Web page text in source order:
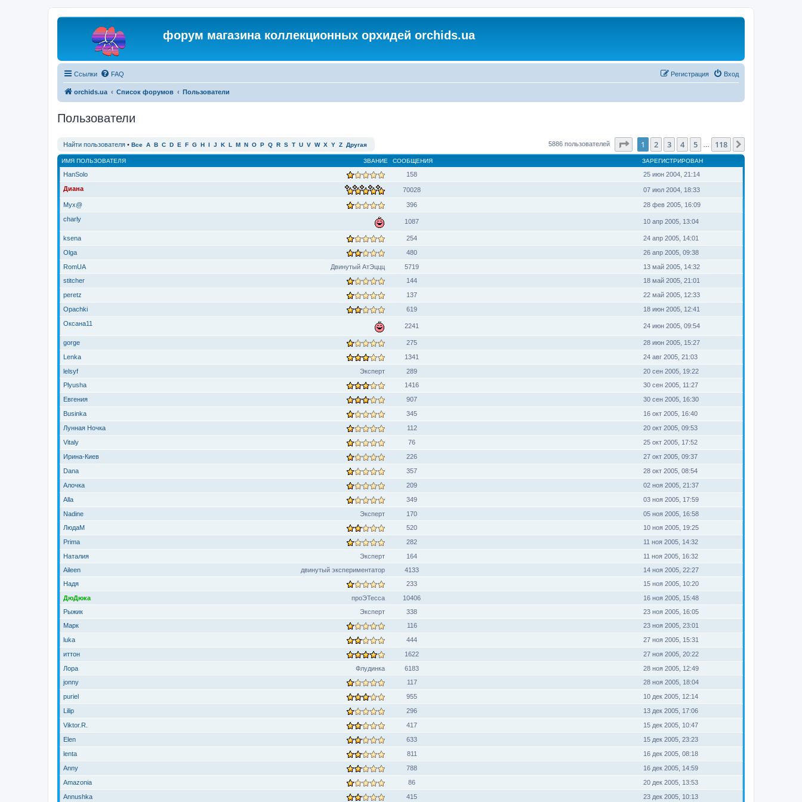
форум магазина коллекционных орхидей orchids.ua
Ссылки FAQ Вход
Регистрация
orchids.ua Список форумов Пользователи
Пользователи
Найти пользователя • Все A B C D E F G H I J K L M N O P Q R S T U V W X Y Z Другая 5886 пользователей Страница1 из 118
1 2 3 4 5 118
ЗВАНИЕ
ИМЯ ПОЛЬЗОВАТЕЛЯ СООБЩЕНИЯ ЗАРЕГИСТРИРОВАН
HanSolo 158
25 июн 2004, 21:14
Диана
70028 07 июл 2004, 18:33
Myx@ 396
28 фев 2005, 16:09
charly
1087 10 апр 2005, 13:04
ksena 254
24 апр 2005, 14:01
Olga
480
26 апр 2005, 09:38
Двинутый АтЭццц
RomUA 5719
13 май 2005, 14:32
stitcher
144
18 май 2005, 21:01
peretz
137
22 май 2005, 12:33
Opachki
619
18 июн 2005, 12:41
Оксана11
2241 24 июн 2005, 09:54
gorge 275
28 июн 2005, 15:27
Lenka
1341
24 авг 2005, 21:03
Эксперт
lelsyf 289
20 сен 2005, 19:22
Plyusha
1416
30 сен 2005, 11:27
Евгения
907
30 сен 2005, 16:30
Businka
345
16 окт 2005, 16:40
Лунная Ночка
112
20 окт 2005, 09:53
Vitaly
76
25 окт 2005, 17:52
Ирина-Киев
226
27 окт 2005, 09:37
Dana
357
28 окт 2005, 08:54
Алочка
209
02 ноя 2005, 21:37
Alla
349
03 ноя 2005, 17:59
Эксперт
Nadine 170
05 ноя 2005, 16:58
ЛюдаМ
520
10 ноя 2005, 19:25
Prima
282
11 ноя 2005, 14:32
Эксперт
Наталия 164
11 ноя 2005, 16:32
двинутый экспериментатор
Aileen 4133
14 ноя 2005, 22:27
Надя
233
15 ноя 2005, 10:20
проЭТесса
ДюДюка 10406
16 ноя 2005, 15:48
Эксперт
Рыжик 338
23 ноя 2005, 16:05
Марк
116
23 ноя 2005, 23:01
luka
444
27 ноя 2005, 15:31
иттон
1622
27 ноя 2005, 20:22
Флудинка
Лора 6183
28 ноя 2005, 12:49
jonny
117
28 ноя 2005, 18:04
puriel
955
10 дек 2005, 12:14
Lilip
296
13 дек 2005, 17:06
Viktor.R.
417
15 дек 2005, 10:47
Elen
633
15 дек 2005, 23:23
lenta
811
16 дек 2005, 08:18
Anny
788
16 дек 2005, 14:59
Amazonia
86
20 дек 2005, 13:53
Annushka
415 23 дек 2005, 10:13